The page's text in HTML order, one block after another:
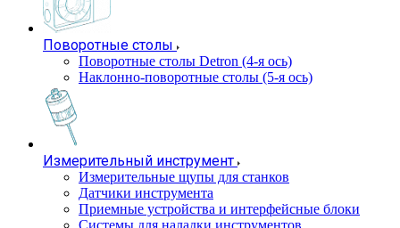
Поворотные столы
Поворотные столы Detron (4-я ось)
Наклонно-поворотные столы (5-я ось)
Измерительный инструмент
Измерительные щупы для станков
Датчики инструмента
Приемные устройства и интерфейсные блоки
Системы для наладки инструментов